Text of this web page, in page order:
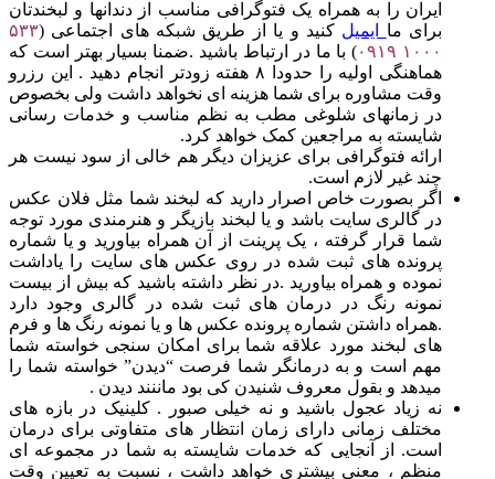
ایران را به همراه یک فتوگرافی مناسب از دندانها و لبخندتان
برای ما ایمیل کنید و یا از طریق شبکه های اجتماعی (۵۳۳
۱۰۰۰ ۰۹۱۹) با ما در ارتباط باشید .ضمنا بسیار بهتر است که
هماهنگی اولیه را حدودا ۸ هفته زودتر انجام دهید . این رزرو
وقت مشاوره برای شما هزینه ای نخواهد داشت ولی بخصوص
در زمانهای شلوغی مطب به نظم مناسب و خدمات رسانی
شایسته به مراجعین کمک خواهد کرد.
ارائه فتوگرافی برای عزیزان دیگر هم خالی از سود نیست هر
چند غیر لازم است.
اگر بصورت خاص اصرار دارید که لبخند شما مثل فلان عکس
در گالری سایت باشد و یا لبخند بازیگر و هنرمندی مورد توجه
شما قرار گرفته ، یک پرینت از آن همراه بیاورید و یا شماره
پرونده های ثبت شده در روی عکس های سایت را یاداشت
نموده و همراه بیاورید .در نظر داشته باشید که بیش از بیست
نمونه رنگ در درمان های ثبت شده در گالری وجود دارد
.همراه داشتن شماره پرونده عکس ها و یا نمونه رنگ ها و فرم
های لبخند مورد علاقه شما برای امکان سنجی خواسته شما
مهم است و به درمانگر شما فرصت “دیدن” خواسته شما را
میدهد و بقول معروف شنیدن کی بود ماننند دیدن .
نه زیاد عجول باشید و نه خیلی صبور . کلینیک در بازه های
مختلف زمانی دارای زمان انتظار های متفاوتی برای درمان
است. از آنجایی که خدمات شایسته به شما در مجموعه ای
منظم ، معنی بیشتری خواهد داشت ، نسبت به تعیین وقت